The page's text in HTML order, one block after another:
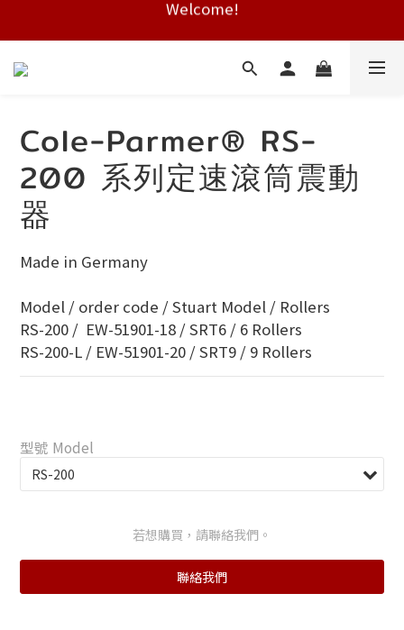
Free shipping on HK orders over $2000
Free shipping on HK orders over $2000
Cole-Parmer® RS-
200 系列定速滾筒震動
器
Made in Germany
Model / order code / Stuart Model / Rollers
RS-200 /  EW-51901-18 / SRT6 / 6 Rollers
RS-200-L / EW-51901-20 / SRT9 / 9 Rollers
型號 Model
若想購買，請聯絡我們。
聯絡我們